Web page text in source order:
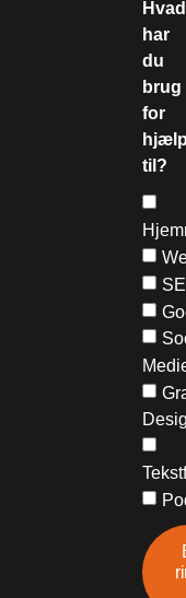
Hvad
har
du
brug
for
til?